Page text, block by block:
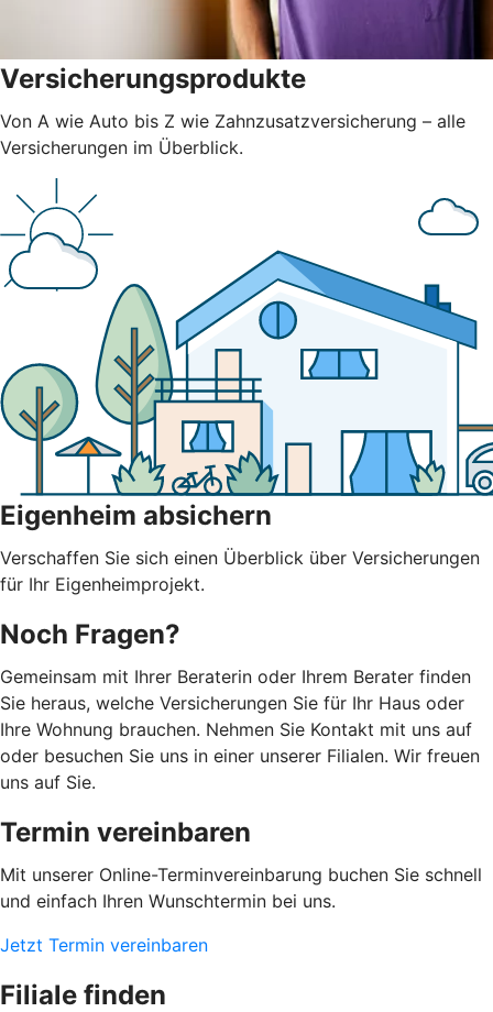
Versicherungsprodukte
Von A wie Auto bis Z wie Zahnzusatzversicherung – alle
Versicherungen im Überblick.
Eigenheim absichern
Verschaffen Sie sich einen Überblick über Versicherungen
für Ihr Eigenheimprojekt.
Noch Fragen?
Gemeinsam mit Ihrer Beraterin oder Ihrem Berater finden
Sie heraus, welche Versicherungen Sie für Ihr Haus oder
Ihre Wohnung brauchen. Nehmen Sie Kontakt mit uns auf
oder besuchen Sie uns in einer unserer Filialen. Wir freuen
uns auf Sie.
Termin vereinbaren
Mit unserer Online-Terminvereinbarung buchen Sie schnell
und einfach Ihren Wunschtermin bei uns.
Jetzt Termin vereinbaren
Filiale finden